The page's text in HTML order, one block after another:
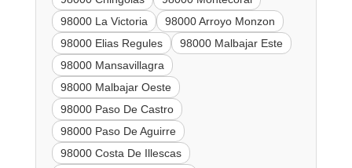
98000 La Victoria
98000 Arroyo Monzon
98000 Elias Regules
98000 Malbajar Este
98000 Mansavillagra
98000 Malbajar Oeste
98000 Paso De Castro
98000 Paso De Aguirre
98000 Costa De Illescas